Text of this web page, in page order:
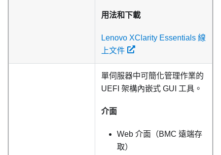
用法和下載
Lenovo XClarity Essentials 線
上文件
單伺服器中可簡化管理作業的
UEFI 架構內嵌式 GUI 工具。
介面
Web 介面（BMC 遠端存
取）